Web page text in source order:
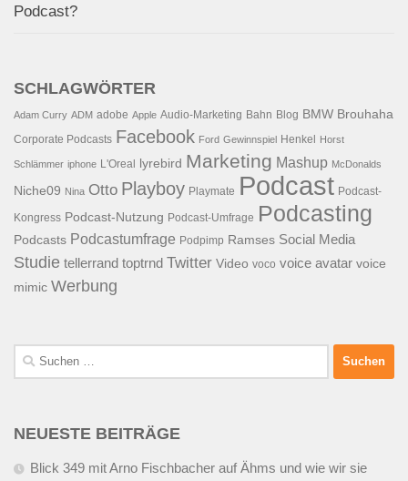
Podcast?
SCHLAGWÖRTER
Adam Curry ADM adobe Apple Audio-Marketing Bahn Blog BMW Brouhaha
Corporate Podcasts Facebook Ford Gewinnspiel Henkel Horst
Schlämmer iphone L'Oreal lyrebird Marketing Mashup McDonalds
Niche09 Nina Otto Playboy Playmate Podcast Podcast-
Kongress Podcast-Nutzung Podcast-Umfrage Podcasting
Podcasts Podcastumfrage Podpimp Ramses Social Media
Studie tellerrand toptrnd Twitter Video voco voice avatar voice
mimic Werbung
Suchen
nach:
NEUESTE BEITRÄGE
Blick 349 mit Arno Fischbacher auf Ähms und wie wir sie